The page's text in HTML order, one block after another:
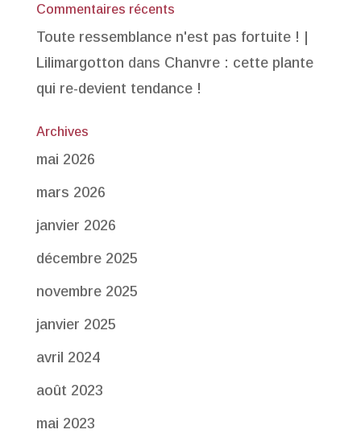
Commentaires récents
Toute ressemblance n'est pas fortuite ! |
Lilimargotton dans Chanvre : cette plante
qui re-devient tendance !
Archives
mai 2026
mars 2026
janvier 2026
décembre 2025
novembre 2025
janvier 2025
avril 2024
août 2023
mai 2023